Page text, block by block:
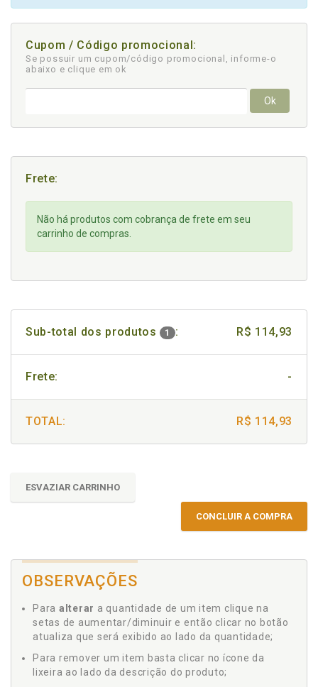
Cupom / Código promocional:
Se possuir um cupom/código promocional, informe-o
abaixo e clique em ok
Ok
Frete:
Não há produtos com cobrança de frete em seu
carrinho de compras.
Sub-total dos produtos 1 : R$ 114,93
Frete: -
TOTAL: R$ 114,93
ESVAZIAR CARRINHO
CONCLUIR A COMPRA
OBSERVAÇÕES
Para alterar a quantidade de um item clique na
setas de aumentar/diminuir e então clicar no botão
atualiza que será exibido ao lado da quantidade;
Para remover um item basta clicar no ícone da
lixeira ao lado da descrição do produto;